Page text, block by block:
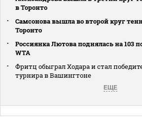
в Торонто
Самсонова вышла во второй круг
Торонто
Россиянка Лютова поднялась на 103
WTA
Фритц обыграл Ходара и стал
турнира в Вашингтоне
ЕЩЕ